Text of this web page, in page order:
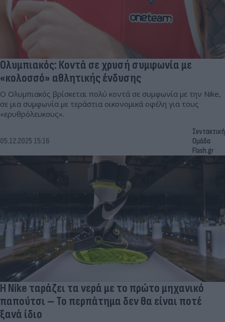
Ολυμπιακός: Κοντά σε χρυσή συμφωνία με
«κολοσσό» αθλητικής ένδυσης
Ο Ολυμπιακός βρίσκεται πολύ κοντά σε συμφωνία με την Nike,
σε μια συμφωνία με τεράστια οικονομικά οφέλη για τους
«ερυθρόλευκους».
05.12.2025 15:16
Συντακτική
Ομάδα
Flash.gr
Η Nike ταράζει τα νερά με το πρώτο μηχανικό
παπούτσι – Το περπάτημα δεν θα είναι ποτέ
ξανά ίδιο